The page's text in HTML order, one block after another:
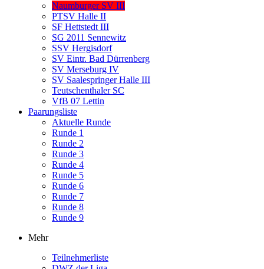
Naumburger SV III
PTSV Halle II
SF Hettstedt III
SG 2011 Sennewitz
SSV Hergisdorf
SV Eintr. Bad Dürrenberg
SV Merseburg IV
SV Saalespringer Halle III
Teutschenthaler SC
VfB 07 Lettin
Paarungsliste
Aktuelle Runde
Runde 1
Runde 2
Runde 3
Runde 4
Runde 5
Runde 6
Runde 7
Runde 8
Runde 9
Mehr
Teilnehmerliste